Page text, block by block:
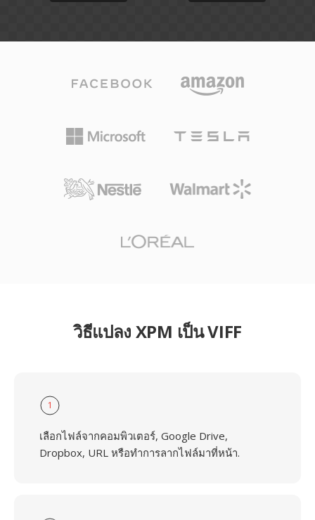
วิธีแปลง XPM เป็น VIFF
1
เลือกไฟล์จากคอมพิวเตอร์, Google Drive,
Dropbox, URL หรือทำการลากไฟล์มาที่หน้า.